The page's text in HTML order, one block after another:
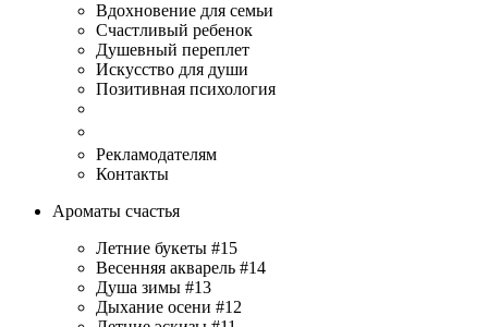
Вдохновение для семьи
Счастливый ребенок
Душевный переплет
Искусство для души
Позитивная психология
Рекламодателям
Контакты
Ароматы счастья
Летние букеты #15
Весенняя акварель #14
Душа зимы #13
Дыхание осени #12